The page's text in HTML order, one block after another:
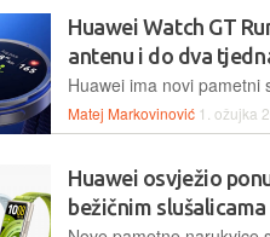
Huawei Watch GT
antenu i do dva
Matej Markovinović 1. ožujka
Huawei osvježio
bežičnim slušalicama